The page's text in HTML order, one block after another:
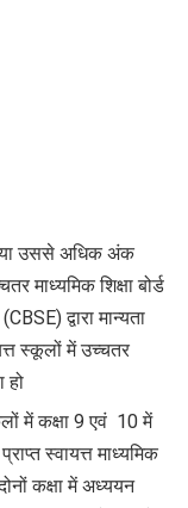
या उससे अधिक अंक
माध्यमिक शिक्षा बोर्ड
द्वारा मान्यता
स्कूलों में उच्चतर
हो
में कक्षा 9 एवं 10 में
स्वायत्त माध्यमिक
कक्षा में अध्ययन